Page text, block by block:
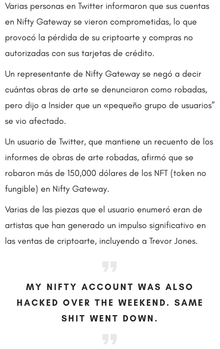
Varias personas en Twitter informaron que sus cuentas
en Nifty Gateway se vieron comprometidas, lo que
provocó la pérdida de su criptoarte y compras no
autorizadas con sus tarjetas de crédito.
Un representante de Nifty Gateway se negó a decir
cuántas obras de arte se denunciaron como robadas,
pero dijo a Insider que un «pequeño grupo de usuarios”
se vio afectado.
Un usuario de Twitter, que mantiene un recuento de los
informes de obras de arte robadas, afirmó que se
robaron más de 150,000 dólares de los NFT (token no
fungible) en Nifty Gateway.
Varias de las piezas que el usuario enumeró eran de
artistas que han generado un impulso significativo en
las ventas de criptoarte, incluyendo a Trevor Jones.
MY NIFTY ACCOUNT WAS ALSO
HACKED OVER THE WEEKEND. SAME
SHIT WENT DOWN.